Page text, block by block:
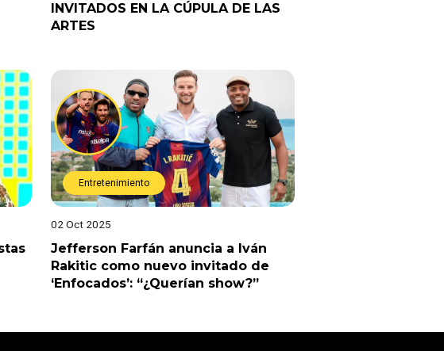
INVITADOS EN LA CÚPULA DE LAS
ARTES
Entretenimiento
02 Oct 2025
Jefferson Farfán anuncia a Iván
Rakitic como nuevo invitado de
‘Enfocados’: “¿Querían show?”